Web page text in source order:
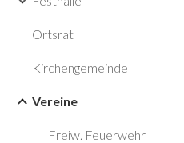
Ortsrat
Kirchengemeinde
Vereine
Freiw. Feuerwehr